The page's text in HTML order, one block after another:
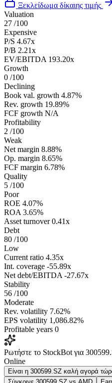
Ξεκλείδωμα δίκαιης τιμής
Valuation
27 /100
Expensive
P/S 4.67x
P/B 2.21x
EV/EBITDA 193.20x
Growth
0 /100
Declining
Book val. growth 4.87%
Rev. growth 19.89%
FCF growth N/A
Profitability
2 /100
Weak
Net margin 8.88%
Op. margin 8.65%
FCF margin 6.78%
Quality
5 /100
Poor
ROE 4.07%
ROA 3.65%
Asset turnover 0.41x
Debt
80 /100
Low
Current ratio 4.35x
Int. coverage -55.89x
Net debt/EBITDA -27.67x
Stability
56 /100
Moderate
Rev. volatility 7.62%
EPS volatility 1,086.82%
Profitable years 0
Ρωτήστε το StockBot για
Online
Είναι η 300599.SZ καλή αγορά